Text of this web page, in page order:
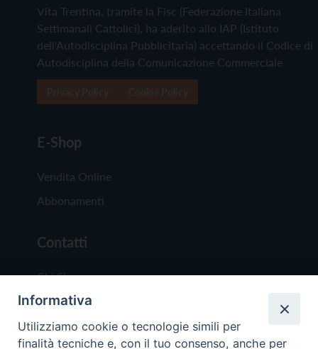
Vita Trentina, tramite la Fisc (Federazione Italiana
Settimanali Cattolici), ha aderito allo IAP (Istituto
dell'Autodisciplina Pubblicitaria) accettando il Codice di
Autodisciplina della Comunicazione Commerciale
E-Shop
Vendita Online
Abbonamenti
Contatti
Chi Siamo
Redazione
Scrivici
Informativa
Utilizziamo cookie o tecnologie simili per
finalità tecniche e, con il tuo consenso, anche per